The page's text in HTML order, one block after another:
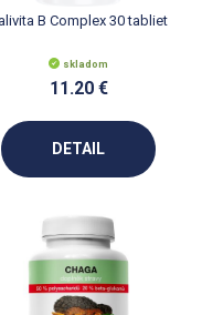
B Complex 30 tabliet
skladom
11.20 €
DETAIL